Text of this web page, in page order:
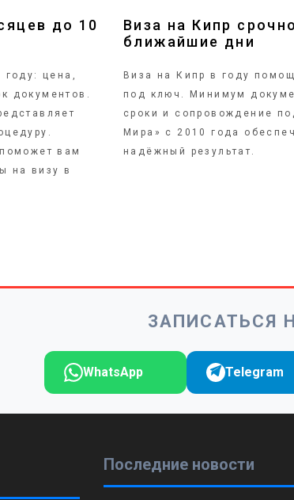
до 10
году: цена,
документов.
вам
на визу в
Виза на Кипр
ближайшие дни
Виза на Кипр в году
под ключ. Минимум
сроки и сопровождение
Мира» с 2010 года
надёжный результат.
ЗАПИСАТЬСЯ
WhatsApp Telegram
Последние новости